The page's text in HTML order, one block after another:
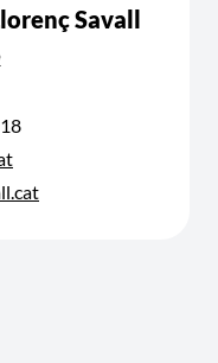
Savall